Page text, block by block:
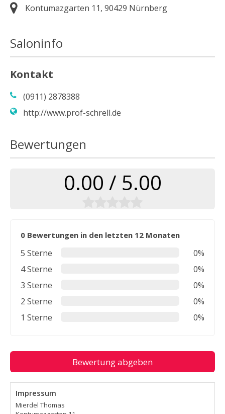
Kontumazgarten 11, 90429 Nürnberg
Saloninfo
Kontakt
(0911) 2878388
http://www.prof-schrell.de
Bewertungen
0.00 / 5.00
0 Bewertungen in den letzten 12 Monaten
5 Sterne
0%
4 Sterne
0%
3 Sterne
0%
2 Sterne
0%
1 Sterne
0%
Bewertung abgeben
Impressum
Mierdel Thomas